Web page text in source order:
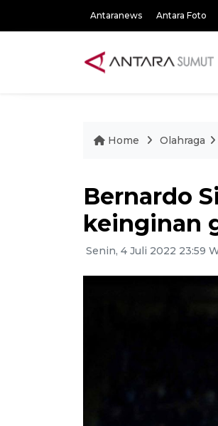
Antaranews Antara Foto
Home Olahraga
Bernardo
keinginan
Senin, 4 Juli 2022 23:59